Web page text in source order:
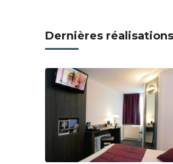
Dernières réalisations